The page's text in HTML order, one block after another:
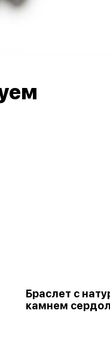
Браслет с
камнем